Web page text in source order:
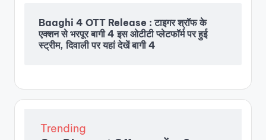
Baaghi 4 OTT Release : टाइगर श्रॉफ के
एक्शन से भरपूर बागी 4 इस ओटीटी प्लेटफॉर्म पर हुई
स्ट्रीम, दिवाली पर यहां देखें बागी 4
Trending